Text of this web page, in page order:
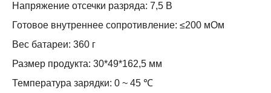
Напряжение отсечки разряда: 7,5 В
Готовое внутреннее сопротивление: ≤200 мОм
Вес батареи: 360 г
Размер продукта: 30*49*162,5 мм
Температура зарядки: 0 ~ 45 ℃